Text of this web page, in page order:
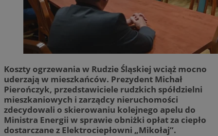
Koszty ogrzewania w Rudzie Śląskiej wciąż mocno
uderzają w mieszkańców. Prezydent Michał
Pierończyk, przedstawiciele rudzkich spółdzielni
mieszkaniowych i zarządcy nieruchomości
zdecydowali o skierowaniu kolejnego apelu do
Ministra Energii w sprawie obniżki opłat za ciepło
dostarczane z Elektrociepłowni „Mikołaj”.